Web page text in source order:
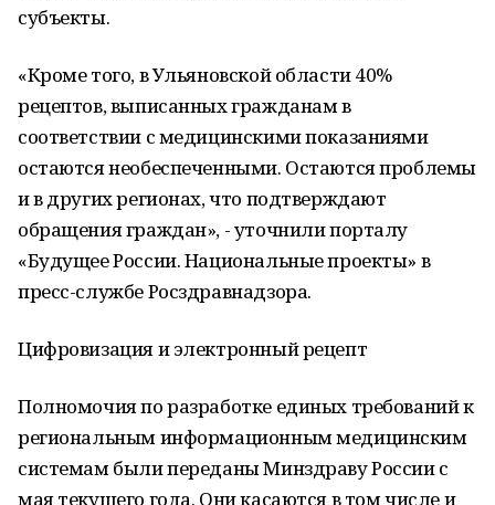
субъекты.
«Кроме того, в Ульяновской области 40%
рецептов, выписанных гражданам в
соответствии с медицинскими показаниями
остаются необеспеченными. Остаются проблемы
и в других регионах, что подтверждают
обращения граждан», - уточнили порталу
«Будущее России. Национальные проекты» в
пресс-службе Росздравнадзора.
Цифровизация и электронный рецепт
Полномочия по разработке единых требований к
региональным информационным медицинским
системам были переданы Минздраву России с
мая текущего года. Они касаются в том числе и